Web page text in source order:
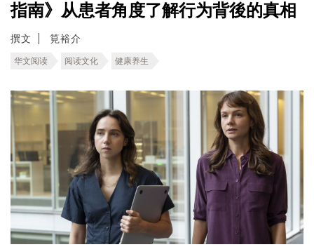
指南》从患者角度了解行为背後的真相
撰文 筧裕介
华文阅读 阅读文化 健康养生